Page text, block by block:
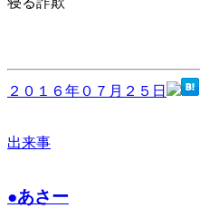
２０１６年０７月２５日
出来事
●あさー